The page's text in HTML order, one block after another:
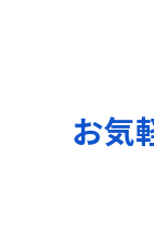
お気